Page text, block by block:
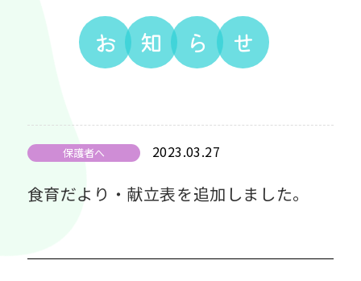
お 知 ら せ
保護者へ 2023.03.27
食育だより・献立表を追加しました。